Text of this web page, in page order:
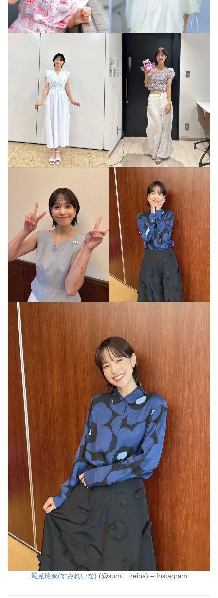
鷲見玲奈(すみれいな) (@sumi__reina) – Instagram